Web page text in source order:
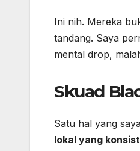
Ini nih. Mereka
tandang. Saya
mental drop,
Skuad
Satu hal yang
lokal yang